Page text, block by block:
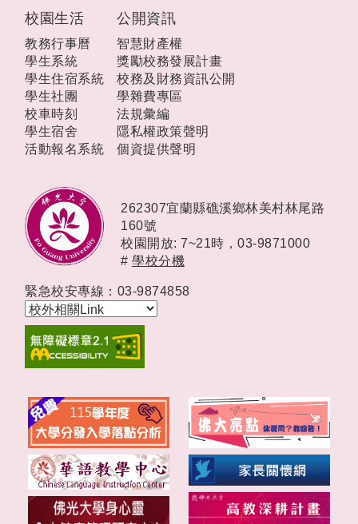
校園生活
教務行事曆
學生系統
學生住宿系統
學生社團
校車時刻
學生宿舍
活動報名系統
公開資訊
智慧財產權
獎勵校務發展計畫
校務及財務資訊公開
學雜費專區
法規彙編
隱私權政策聲明
個資提供聲明
262307宜蘭縣礁溪鄉林美村林尾路
160號
校園開放: 7~21時， 03-9871000
# 學校分機
緊急校安專線：03-9874858